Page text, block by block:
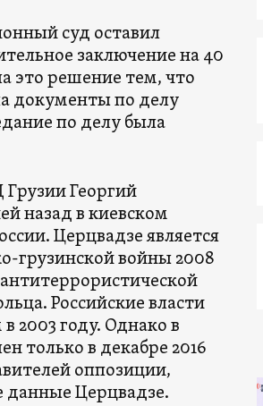
суд оставил
заключение на 40
это решение тем, что
документы по делу
по делу была
Георгий
назад в киевском
Церцвадзе является
грузинской войны 2008
Российские власти
2003 году. Однако в
только в декабре 2016
оппозиции,
данные Церцвадзе.